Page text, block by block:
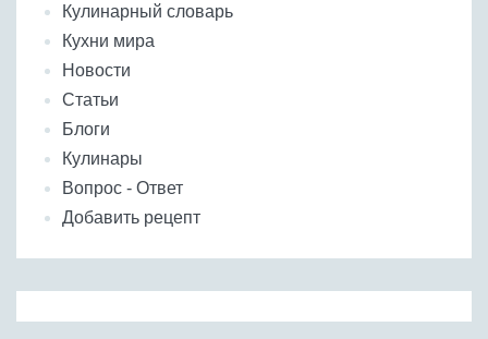
Кулинарный словарь
Кухни мира
Новости
Статьи
Блоги
Кулинары
Вопрос - Ответ
Добавить рецепт